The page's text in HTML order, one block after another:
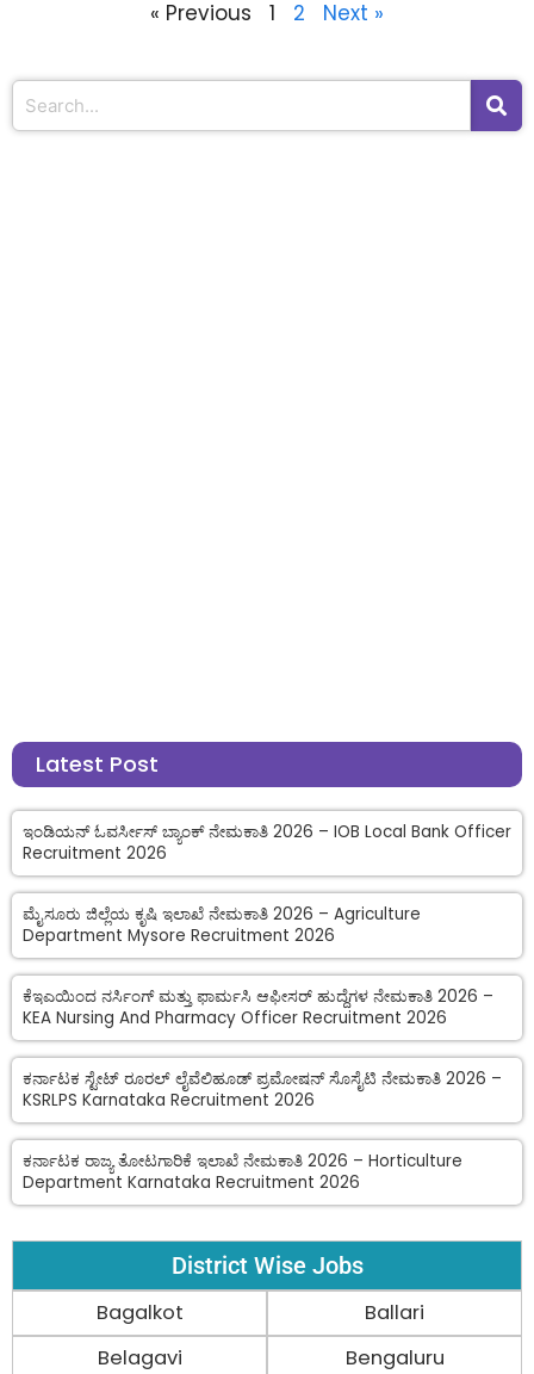
« Previous 1 2 Next »
Latest Post
ಇಂಡಿಯನ್ ಓವರ್ಸೀಸ್ ಬ್ಯಾಂಕ್ ನೇಮಕಾತಿ 2026 – IOB Local Bank Officer
Recruitment 2026
ಮೈಸೂರು ಜಿಲ್ಲೆಯ ಕೃಷಿ ಇಲಾಖೆ ನೇಮಕಾತಿ 2026 – Agriculture
Department Mysore Recruitment 2026
ಕೆಇಎಯಿಂದ ನರ್ಸಿಂಗ್ ಮತ್ತು ಫಾರ್ಮಸಿ ಆಫೀಸರ್ ಹುದ್ದೆಗಳ ನೇಮಕಾತಿ 2026 –
KEA Nursing And Pharmacy Officer Recruitment 2026
ಕರ್ನಾಟಕ ಸ್ಟೇಟ್ ರೂರಲ್ ಲೈವೆಲಿಹೂಡ್ ಪ್ರಮೋಷನ್ ಸೊಸೈಟಿ ನೇಮಕಾತಿ 2026 –
KSRLPS Karnataka Recruitment 2026
ಕರ್ನಾಟಕ ರಾಜ್ಯ ತೋಟಗಾರಿಕೆ ಇಲಾಖೆ ನೇಮಕಾತಿ 2026 – Horticulture
Department Karnataka Recruitment 2026
District Wise Jobs
Bagalkot
Ballari
Belagavi
Bengaluru